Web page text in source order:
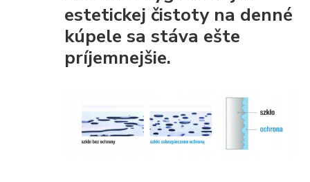
estetickej čistoty na denné
kúpele sa stáva ešte
príjemnejšie.